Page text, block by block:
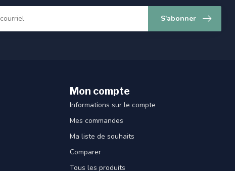
S'abonner
Mon compte
Informations sur le compte
Mes commandes
Ma liste de souhaits
Comparer
Tous les produits